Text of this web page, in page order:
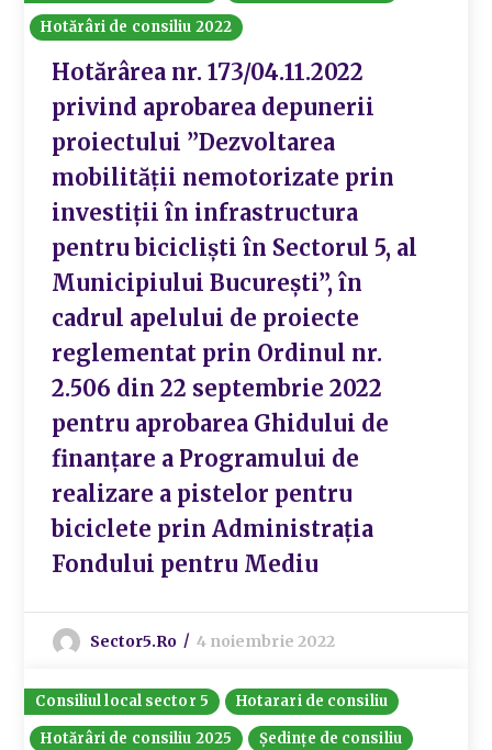
Hotărâri de consiliu 2022
Hotărârea nr. 173/04.11.2022
privind aprobarea depunerii
proiectului ”Dezvoltarea
mobilității nemotorizate prin
investiții în infrastructura
pentru bicicliști în Sectorul 5, al
Municipiului București”, în
cadrul apelului de proiecte
reglementat prin Ordinul nr.
2.506 din 22 septembrie 2022
pentru aprobarea Ghidului de
finanțare a Programului de
realizare a pistelor pentru
biciclete prin Administrația
Fondului pentru Mediu
Sector5.ro 4 noiembrie 2022
Consiliul local sector 5
Hotarari de consiliu
Hotărâri de consiliu 2025
Ședințe de consiliu